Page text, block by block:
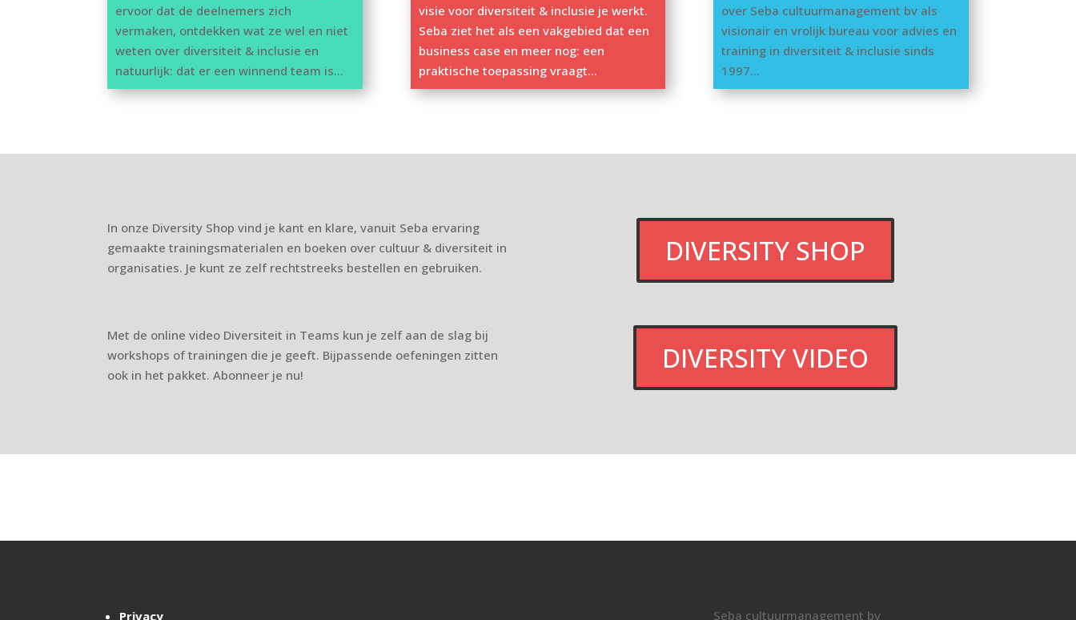
ervoor dat de deelnemers zich
vermaken, ontdekken wat ze wel en niet
weten over diversiteit & inclusie en
natuurlijk: dat er een winnend team is…
visie voor diversiteit & inclusie je werkt.
Seba ziet het als een vakgebied dat een
business case en meer nog: een
praktische toepassing vraagt…
over Seba cultuurmanagement bv als
visionair en vrolijk bureau voor advies en
training in diversiteit & inclusie sinds
1997…
In onze Diversity Shop vind je kant en klare, vanuit Seba ervaring
gemaakte trainingsmaterialen en boeken over cultuur & diversiteit in
organisaties. Je kunt ze zelf rechtstreeks bestellen en gebruiken.
DIVERSITY SHOP
Met de online video Diversiteit in Teams kun je zelf aan de slag bij
workshops of trainingen die je geeft. Bijpassende oefeningen zitten
ook in het pakket. Abonneer je nu!
DIVERSITY VIDEO
Privacy Seba cultuurmanagement bv